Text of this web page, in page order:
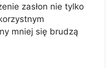
zasłon nie tylko
mniej się brudzą